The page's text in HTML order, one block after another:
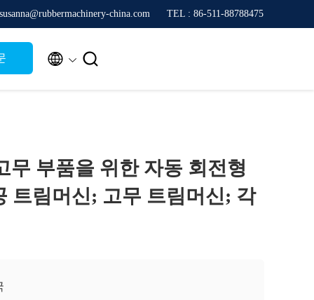
china.com TEL : 86-511-88788475
 
무 부품을 위한 자동 회전형
트림머신; 고무 트림머신; 각